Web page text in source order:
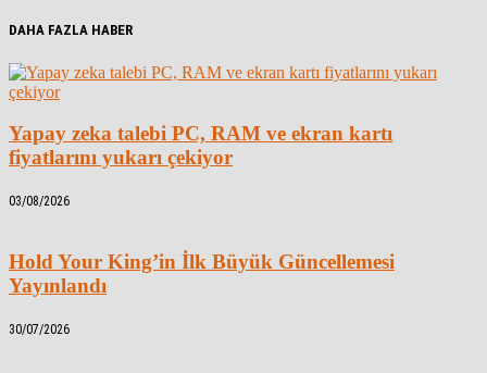
DAHA FAZLA HABER
Yapay zeka talebi PC, RAM ve ekran kartı
fiyatlarını yukarı çekiyor
03/08/2026
Hold Your King’in İlk Büyük Güncellemesi
Yayınlandı
30/07/2026